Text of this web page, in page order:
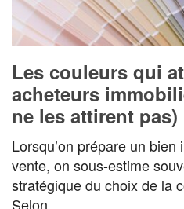
Les couleurs qui
acheteurs
ne les attirent pas)
Lorsqu’on prépare un
vente, on sous-estime
stratégique du choix de la
Selon…